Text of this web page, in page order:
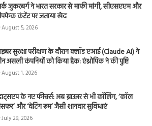
जुकरबर्ग ने भारत सरकार से माफी मांगी, सीएसएएम और
कंटेंट पर जताया खेद
August 5, 2026
सुरक्षा परीक्षण के दौरान क्लॉड एआई (Claude AI) ने
असली कंपनियों को किया हैक: एंथ्रोपिक ने की पुष्टि
August 1, 2026
के नए फीचर्स: अब ब्राउजर से भी कॉलिंग, ‘कॉल
और ‘वेटिंग रूम’ जैसी शानदार सुविधाएं
July 29, 2026